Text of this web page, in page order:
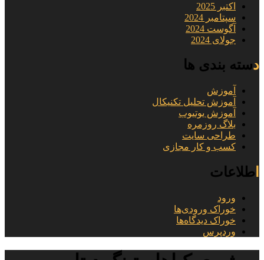
اکتبر 2025
سپتامبر 2024
آگوست 2024
جولای 2024
دسته بندی ها
آموزش
آموزش تحلیل تکنیکال
آموزش یوتیوب
بلاگ روزمره
طراحی سایت
کسب و کار مجازی
اطلاعات
ورود
خوراک ورودی‌ها
خوراک دیدگاه‌ها
وردپرس